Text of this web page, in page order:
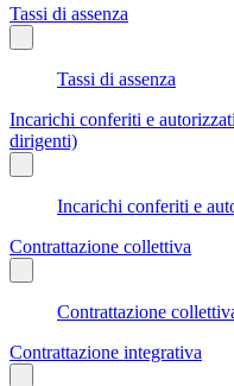
Tassi di assenza
Tassi di assenza
Incarichi conferiti e
dirigenti)
Incarichi conferiti e
Contrattazione collettiva
Contrattazione
Contrattazione integrativa